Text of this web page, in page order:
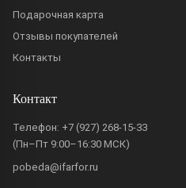
Подарочная карта
Отзывы покупателей
Контакты
Контакт
Телефон: +7 (927) 268-15-33
(Пн–Пт 9:00–16:30 МСК)
pobeda@ifarfor.ru